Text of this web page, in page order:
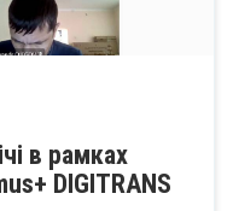
в рамках
DIGITRANS